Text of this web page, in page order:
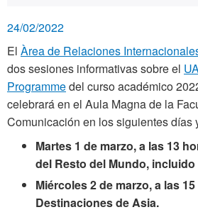
24/02/2022
El Àrea de Relaciones
dos sesiones informativas sobre el
Programmedel curso académico
celebrará en el Aula Magna de la
Comunicación en los siguientes días
Martes 1 de marzo, a las 13
del Resto del Mundo, incluido
Miércoles 2 de marzo, a las
Destinaciones de Asia.